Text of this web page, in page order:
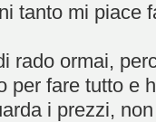
tanto mi piace
rado ormai,
per fare tutto e
i prezzi,